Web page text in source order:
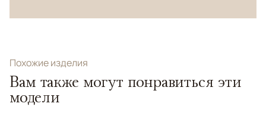
Похожие изделия
Вам также могут понравиться эти
модели